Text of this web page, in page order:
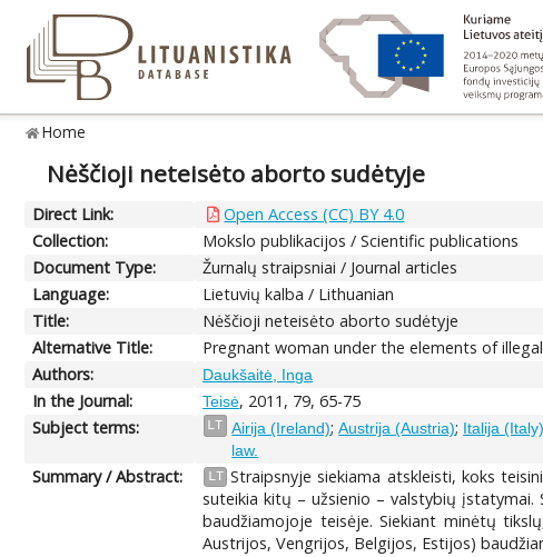
Home
Nėščioji neteisėto aborto sudėtyje
Direct Link:
Open Access (CC) BY 4.0
Collection:
Mokslo publikacijos / Scientific publications
Document Type:
Žurnalų straipsniai / Journal articles
Language:
Lietuvių kalba / Lithuanian
Title:
Nėščioji neteisėto aborto sudėtyje
Alternative Title:
Pregnant woman under the elements of
Authors:
Daukšaitė, Inga
In the Journal: Teisė, 2011, 79, 65-75
Subject terms:
LT Airija (Ireland);Austrija (Austria); Italija
law.
Summary / Abstract: LT Straipsnyje siekiama atskleisti, koks
suteikia kitų – užsienio – valstybių
baudžiamojoje teisėje. Siekiant minėtų
Austrijos, Vengrijos, Belgijos, Estijos)